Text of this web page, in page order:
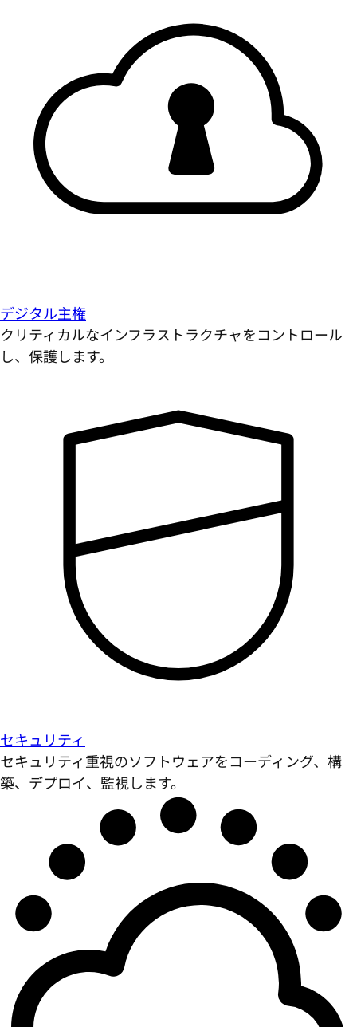
デジタル主権
クリティカルなインフラストラクチャをコントロール
し、保護します。
セキュリティ
セキュリティ重視のソフトウェアをコーディング、構
築、デプロイ、監視します。